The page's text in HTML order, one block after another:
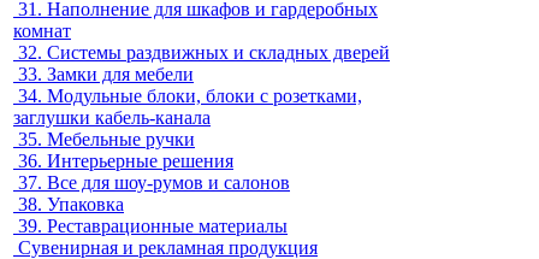
31. Наполнение для шкафов и гардеробных
комнат
32. Системы раздвижных и складных дверей
33. Замки для мебели
34. Модульные блоки, блоки с розетками,
заглушки кабель-канала
35. Мебельные ручки
36. Интерьерные решения
37. Все для шоу-румов и салонов
38. Упаковка
39. Реставрационные материалы
Сувенирная и рекламная продукция